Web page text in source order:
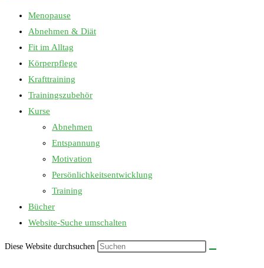
Menopause
Abnehmen & Diät
Fit im Alltag
Körperpflege
Krafttraining
Trainingszubehör
Kurse
Abnehmen
Entspannung
Motivation
Persönlichkeitsentwicklung
Training
Bücher
Website-Suche umschalten
Diese Website durchsuchen